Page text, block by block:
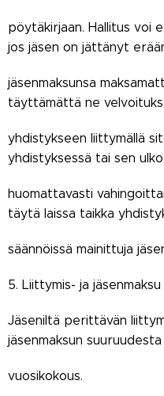
pöytäkirjaan. Hallitus voi
jos jäsen on jättänyt
jäsenmaksunsa
täyttämättä ne
yhdistykseen liittymällä
yhdistyksessä tai sen
huomattavasti
täytä laissa taikka
säännöissä mainittuja
5. Liittymis- ja jäsenmaksu
Jäseniltä perittävän
jäsenmaksun
vuosikokous.